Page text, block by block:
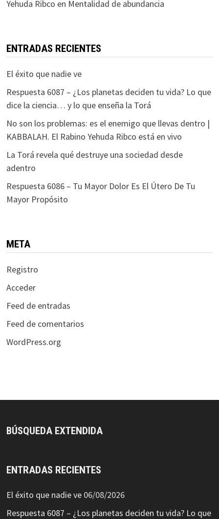
Yehuda Ribco en Mentalidad de abundancia
ENTRADAS RECIENTES
El éxito que nadie ve
Respuesta 6087 – ¿Los planetas deciden tu vida? Lo que
dice la ciencia… y lo que enseña la Torá
No son los problemas: es el enemigo que llevas dentro |
KABBALAH. El Rabino Yehuda Ribco está en vivo
La Torá revela qué destruye una sociedad desde
adentro
Respuesta 6086 – Tu Mayor Dolor Es El Útero De Tu
Mayor Propósito
META
Registro
Acceder
Feed de entradas
Feed de comentarios
WordPress.org
BÚSQUEDA EXTENDIDA
ENTRADAS RECIENTES
El éxito que nadie ve 06/08/2026
Respuesta 6087 – ¿Los planetas deciden tu vida? Lo que